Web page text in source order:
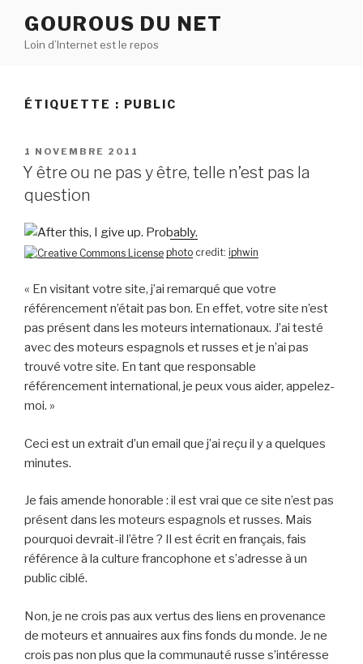
contenu
GOUROUS DU NET
Loin d’Internet est le repos
ÉTIQUETTE : PUBLIC
PUBLIÉ
LE
1 NOVEMBRE 2011
Y être ou ne pas y être, telle n’est pas la
question
photo credit: iphwin
« En visitant votre site, j’ai remarqué que votre
référencement n’était pas bon. En effet, votre site n’est
pas présent dans les moteurs internationaux. J’ai testé
avec des moteurs espagnols et russes et je n’ai pas
trouvé votre site. En tant que responsable
référencement international, je peux vous aider, appelez-
moi. »
Ceci est un extrait d’un email que j’ai reçu il y a quelques
minutes.
Je fais amende honorable : il est vrai que ce site n’est pas
présent dans les moteurs espagnols et russes. Mais
pourquoi devrait-il l’être ? Il est écrit en français, fais
référence à la culture francophone et s’adresse à un
public ciblé.
Non, je ne crois pas aux vertus des liens en provenance
de moteurs et annuaires aux fins fonds du monde. Je ne
crois pas non plus que la communauté russe s’intéresse